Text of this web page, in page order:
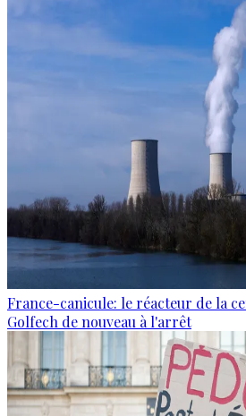
France-canicule: le réacteur de la
Golfech de nouveau à l'arrêt